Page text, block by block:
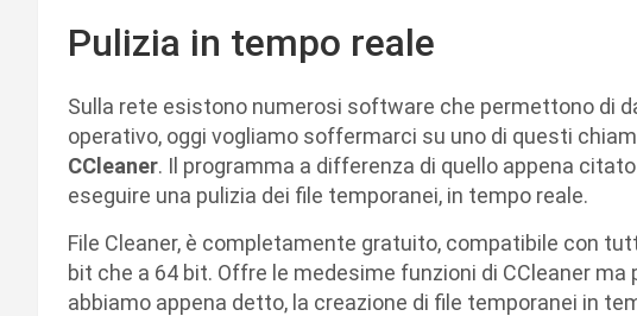
Pulizia in tempo reale
Sulla rete esistono numerosi software che permettono di
operativo, oggi vogliamo soffermarci su uno di questi
CCleaner. Il programma a differenza di quello appena
eseguire una pulizia dei file temporanei, in tempo reale.
File Cleaner, è completamente gratuito, compatibile con
bit che a 64 bit. Offre le medesime funzioni di CCleaner
abbiamo appena detto, la creazione di file temporanei in